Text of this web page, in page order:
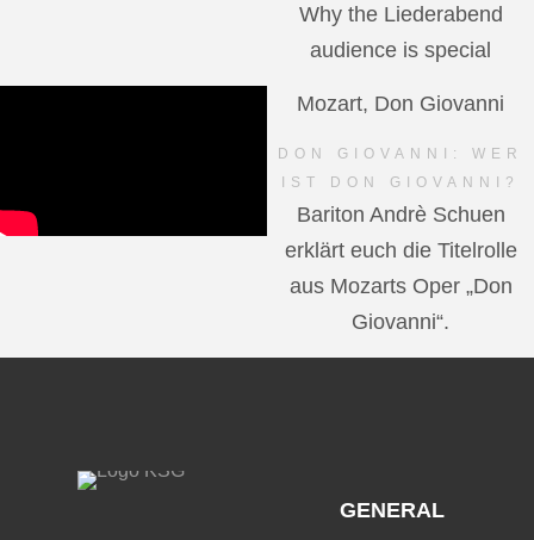
Why the Liederabend
audience is special
Mozart, Don Giovanni
DON GIOVANNI: WER
IST DON GIOVANNI?
Bariton Andrè Schuen
erklärt euch die Titelrolle
aus Mozarts Oper „Don
Giovanni“.
GENERAL